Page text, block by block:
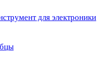
для электроники